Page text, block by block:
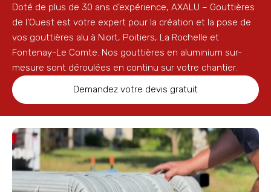
Doté de plus de 30 ans d’expérience, AXALU – Gouttières
de l’Ouest est votre expert pour la création et la pose de
vos gouttières alu à Niort, Poitiers, La Rochelle et
Fontenay-Le Comte. Nos gouttières en aluminium sur-
mesure sont déroulées en continu sur votre chantier.
Demandez votre devis gratuit